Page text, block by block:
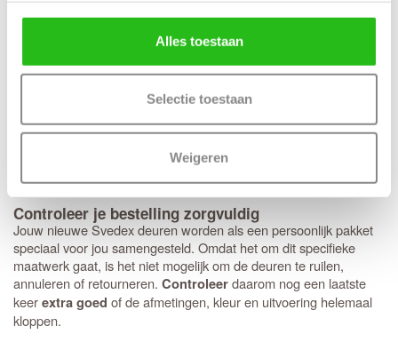
Alles toestaan
Selectie toestaan
Weigeren
Op de Svedex Elite deuren heb je volledige vrijheid:elk type
deurbeslag past perfect. Hoewel het deurbeslag van Svedex
ook voor andere merken kiezen. Heb je een voorkeur voor een
strakke look met minirozetten in plaats van een standaard rond of
vierkant rozet? Dan bereiden we dit graag direct voor je voor.
Houd er wel rekening mee dat deze specifieke fabrieksboring
Controleer je bestelling zorgvuldig
Jouw nieuwe Svedex deuren worden als een persoonlijk pakket
speciaal voor jou samengesteld. Omdat het om dit specifieke
maatwerk gaat, is het niet mogelijk om de deuren te ruilen,
annuleren of retourneren. Controleerdaarom nog een laatste
keerextra goed of de afmetingen, kleur en uitvoering helemaal
kloppen.